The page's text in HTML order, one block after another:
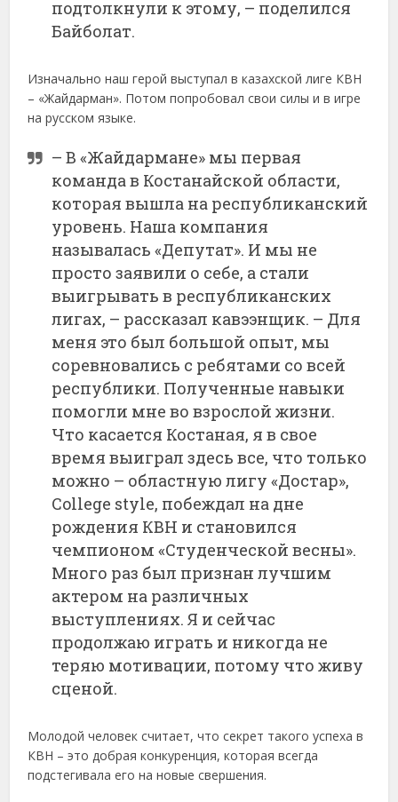
подтолкнули к этому, – поделился
Байболат.
Изначально наш герой выступал в казахской лиге КВН
– «Жайдарман». Потом попробовал свои силы и в игре
на русском языке.
– В «Жайдармане» мы первая
команда в Костанайской области,
которая вышла на республиканский
уровень. Наша компания
называлась «Депутат». И мы не
просто заявили о себе, а стали
выигрывать в республиканских
лигах, – рассказал кавээнщик. – Для
меня это был большой опыт, мы
соревновались с ребятами со всей
республики. Полученные навыки
помогли мне во взрослой жизни.
Что касается Костаная, я в свое
время выиграл здесь все, что только
можно – областную лигу «Достар»,
College style, побеждал на дне
рождения КВН и становился
чемпионом «Студенческой весны».
Много раз был признан лучшим
актером на различных
выступлениях. Я и сейчас
продолжаю играть и никогда не
теряю мотивации, потому что живу
сценой.
Молодой человек считает, что секрет такого успеха в
КВН – это добрая конкуренция, которая всегда
подстегивала его на новые свершения.